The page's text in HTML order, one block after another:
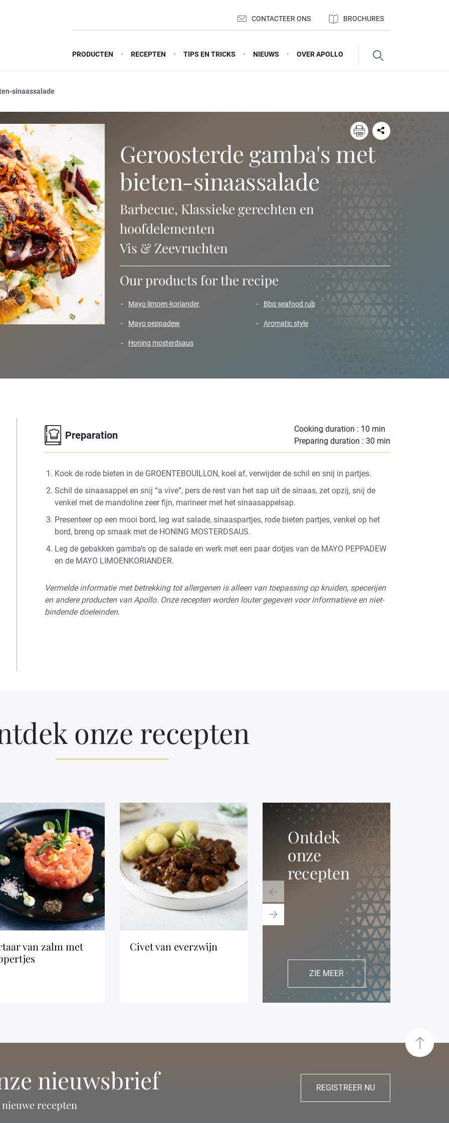
CONTACTEER ONS BROCHURES
PRODUCTEN RECEPTEN TIPS EN TRICKS NIEUWS OVER APOLLO
sinaassalade
geroosterde gamba's met
bieten-sinaassalade
Barbecue, Klassieke gerechten en
hoofdelementen
Vis & Zeevruchten
Our products for the recipe
mayo limoen-koriander
mayo peppadew
honing mosterdsaus
bbq seafood rub
aromatic style
Preparation
Cooking duration : 10 min
Preparing duration : 30 min
Kook de rode bieten in de GROENTEBOUILLON, koel af, verwijder de schil en snij in partjes.
Schil de sinaasappel en snij “a vive”, pers de rest van het sap uit de sinaas, zet opzij, snij de
venkel met de mandoline zeer fijn, marineer met het sinaasappelsap.
Presenteer op een mooi bord, leg wat salade, sinaaspartjes, rode bieten partjes, venkel op het
bord, breng op smaak met de HONING MOSTERDSAUS.
Leg de gebakken gamba’s op de salade en werk met een paar dotjes van de MAYO PEPPADEW
en de MAYO LIMOENKORIANDER.
Vermelde informatie met betrekking tot allergenen is alleen van toepassing op kruiden, specerijen
en andere producten van Apollo. Onze recepten worden louter gegeven voor informatieve en niet-
bindende doeleinden.
onze recepten
Ontdek
onze
recepten
ZIE MEER
civet van everzwijn vongole met fregula
nieuwsbrief
recepten
REGISTREER NU